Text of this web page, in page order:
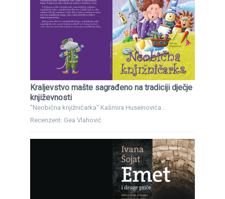
Kraljevstvo mašte sagrađeno na tradiciji dječje
književnosti
"Neobična knjižničarka" Kašmira Huseinovića...
Recenzent: Gea Vlahović